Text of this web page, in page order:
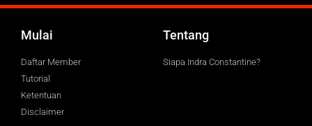
Mulai
Daftar Member
Tutorial
Ketentuan
Disclaimer
Tentang
Siapa Indra Constantine?